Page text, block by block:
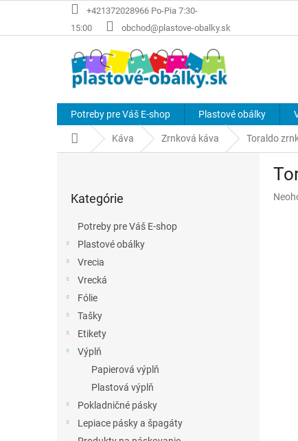
+421372028966 Po-Pia 7:30-
15:00
obchod@plastove-obalky.sk
Potreby pre Váš E-shop Plastové obálky
DomovKáva Zrnková káva Toraldo
kategórie
Kategórie
Potreby pre Váš E-shop
Plastové obálky
Vrecia
Vrecká
Fólie
Tašky
Etikety
Výplň
Papierová výplň
Plastová výplň
Pokladničné pásky
Lepiace pásky a špagáty